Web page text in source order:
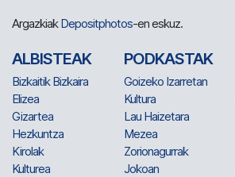
ArgazkiakDepositphotos-en eskuz.
ALBISTEAK
Bizkaitik Bizkaira
Elizea
Gizartea
Hezkuntza
Kirolak
Kulturea
PODKASTAK
Goizeko Izarretan
Kultura
Lau Haizetara
Mezea
Zorionagurrak
Jokoan